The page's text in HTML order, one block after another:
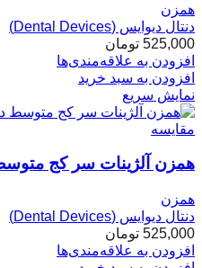
همزن
دنتال دیوایس (Dental Devices)
525,000 تومان
افزودن به علاقه‌مندی‌ها
افزودن به سبد خرید
نمایش سریع
مقایسه
همزن آلژینات سر کج
همزن
دنتال دیوایس (Dental Devices)
525,000 تومان
افزودن به علاقه‌مندی‌ها